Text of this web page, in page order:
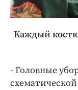
Каждый
- Головные